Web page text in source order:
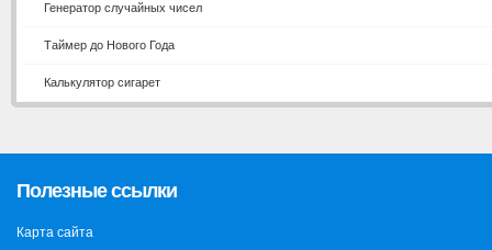
Генератор случайных чисел
Таймер до Нового Года
Калькулятор сигарет
Полезные ссылки
Карта сайта